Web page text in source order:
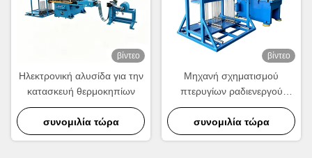
βίντεο
Ηλεκτρονική αλυσίδα για την
κατασκευή θερμοκηπίων
συνομιλία τώρα
βίντεο
Μηχανή σχηματισμού
πτερυγίων ραδιενεργού
θερμοκηπίου υψηλής
ταχύτητας 630KN για την
παραγωγή ραδιενεργού
συνομιλία τώρα